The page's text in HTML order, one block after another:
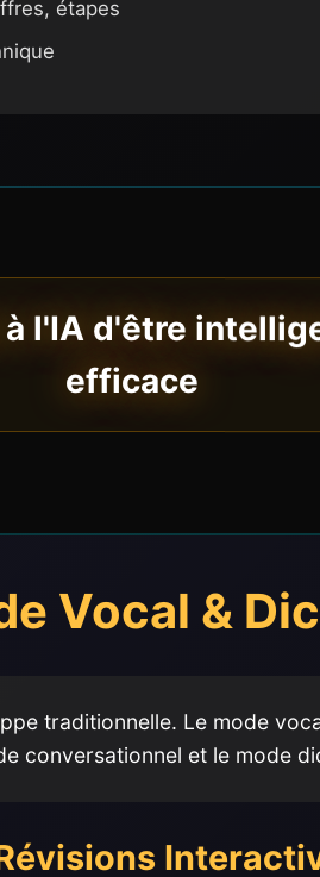
étapes
à l'IA d'être
efficace
Vocal &
traditionnelle. Le mode
conversationnel et le mode